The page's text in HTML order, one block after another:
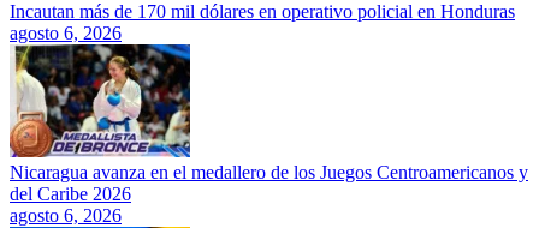
Incautan más de 170 mil dólares en operativo policial en Honduras
agosto 6, 2026
Nicaragua avanza en el medallero de los Juegos Centroamericanos y
del Caribe 2026
agosto 6, 2026